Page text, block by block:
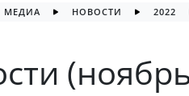
МЕДИА НОВОСТИ 2022